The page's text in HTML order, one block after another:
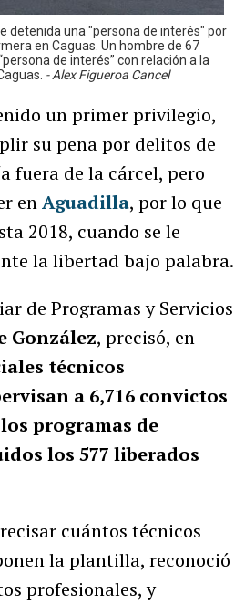
detenida una "persona de interés" por
en Caguas. Un hombre de 67
de interés” con relación a la
- Alex Figueroa Cancel
un primer privilegio,
su pena por delitos de
fuera de la cárcel, pero
enAguadilla, por lo que
2018, cuando se le
la libertad bajo palabra.
de Programas y Servicios
González, precisó, en
técnicos
a 6,716 convictos
programas de
los 577 liberados
cuántos técnicos
la plantilla, reconoció
profesionales, y